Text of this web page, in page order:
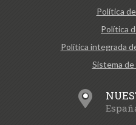
Política
Política
Política integrada
Sistema